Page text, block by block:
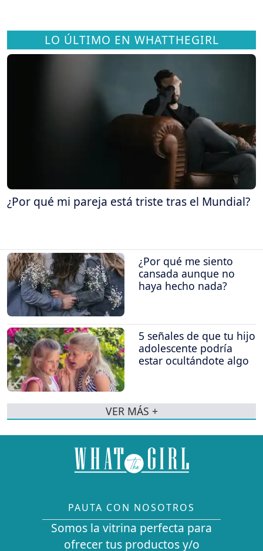
LO ÚLTIMO EN WHATTHEGIRL
¿Por qué mi pareja está triste tras el Mundial?
¿Por qué me siento
cansada aunque no
haya hecho nada?
5 señales de que tu hijo
adolescente podría
estar ocultándote algo
VER MÁS +
PAUTA CON NOSOTROS
Somos la vitrina perfecta para
ofrecer tus productos y/o